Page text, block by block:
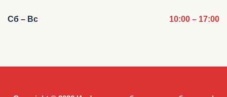
Сб – Вс 10:00 – 17:00